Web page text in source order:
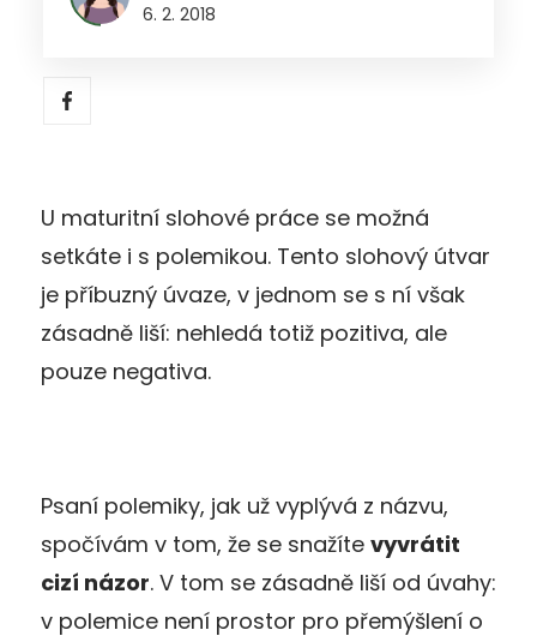
6. 2. 2018
U maturitní slohové práce se možná
setkáte i s polemikou. Tento slohový útvar
je příbuzný úvaze, v jednom se s ní však
zásadně liší: nehledá totiž pozitiva, ale
pouze negativa.
Psaní polemiky, jak už vyplývá z názvu,
spočívám v tom, že se snažíte vyvrátit
cizí názor. V tom se zásadně liší od úvahy:
v polemice není prostor pro přemýšlení o